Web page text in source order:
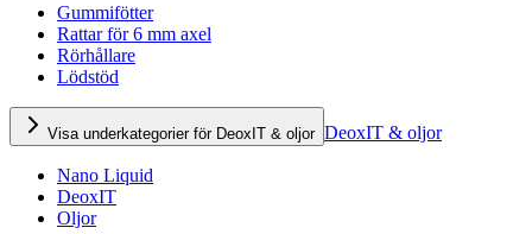
Gummifötter
Rattar för 6 mm axel
Rörhållare
Lödstöd
Visa underkategorier för DeoxIT & oljor DeoxIT & oljor
Nano Liquid
DeoxIT
Oljor